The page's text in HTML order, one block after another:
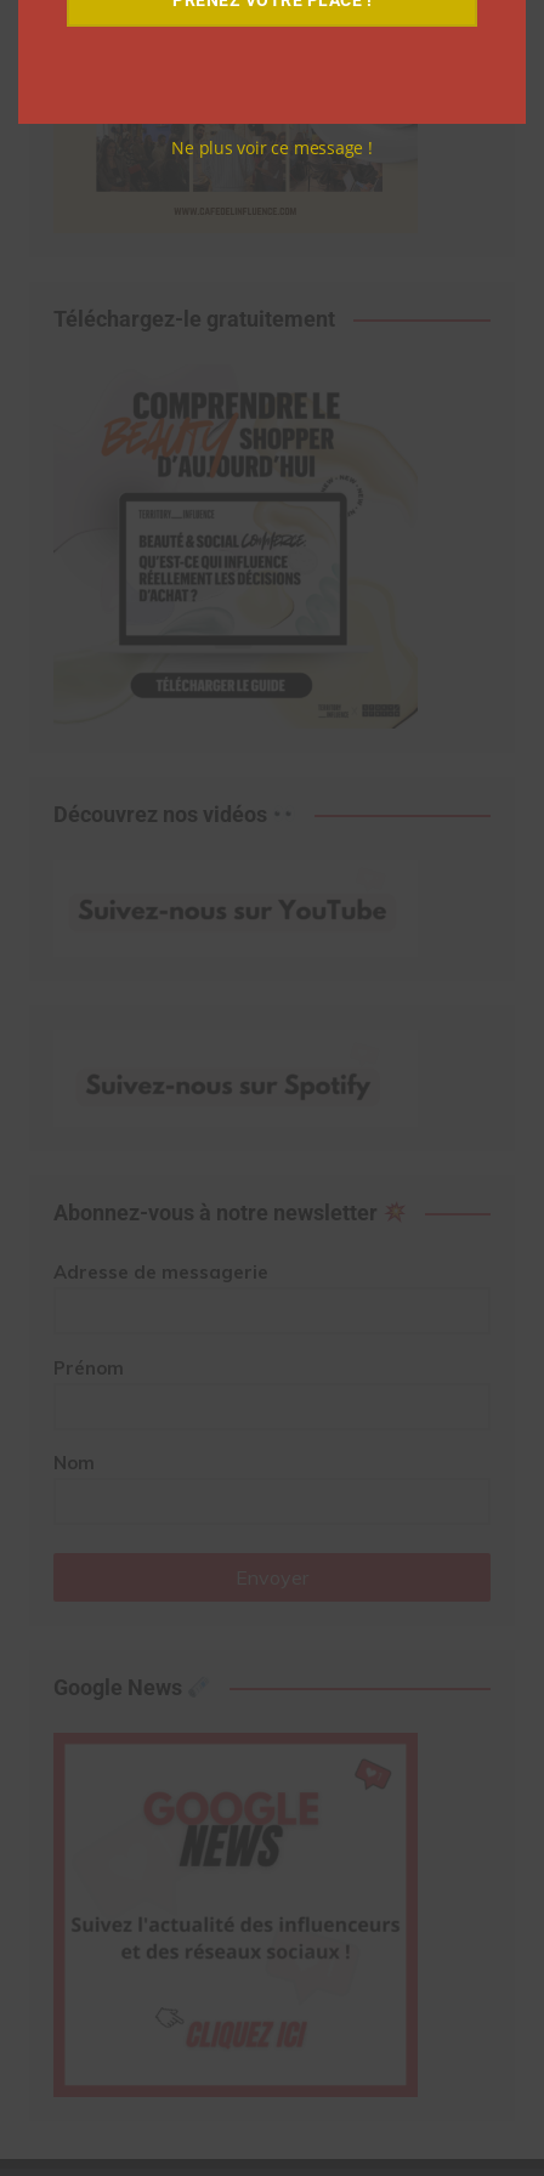
Téléchargez-le gratuitement
Découvrez nos vidéos
Abonnez-vous à notre newsletter
Adresse de messagerie
Prénom
Nom
Google News
Ne plus voir ce message !